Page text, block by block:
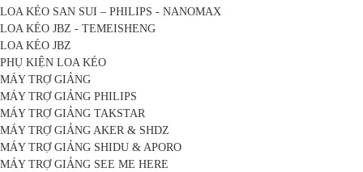
LOA KÉO SAN SUI – PHILIPS - NANOMAX
LOA KÉO JBZ - TEMEISHENG
LOA KÉO JBZ
PHỤ KIỆN LOA KÉO
MÁY TRỢ GIẢNG
MÁY TRỢ GIẢNG PHILIPS
MÁY TRỢ GIẢNG TAKSTAR
MÁY TRỢ GIẢNG AKER & SHDZ
MÁY TRỢ GIẢNG SHIDU & APORO
MÁY TRỢ GIẢNG SEE ME HERE